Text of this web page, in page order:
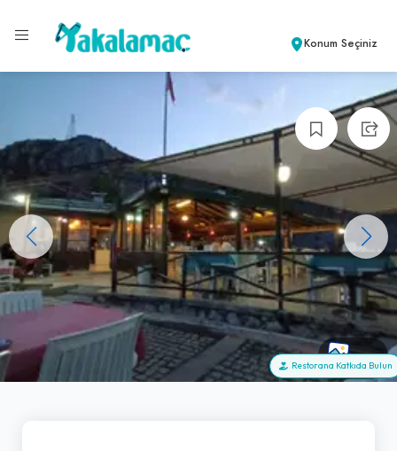
Konum Seçiniz
+18
Restorana Katkıda Bulun